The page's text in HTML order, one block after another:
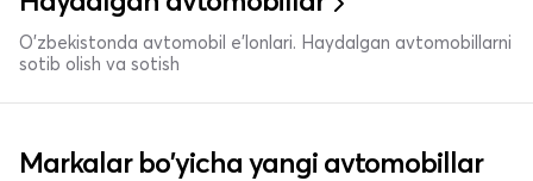
O'zbekistonda avtomobil e’lonlari. Haydalgan avtomobillarni
sotib olish va sotish
Markalar bo'yicha yangi avtomobillar